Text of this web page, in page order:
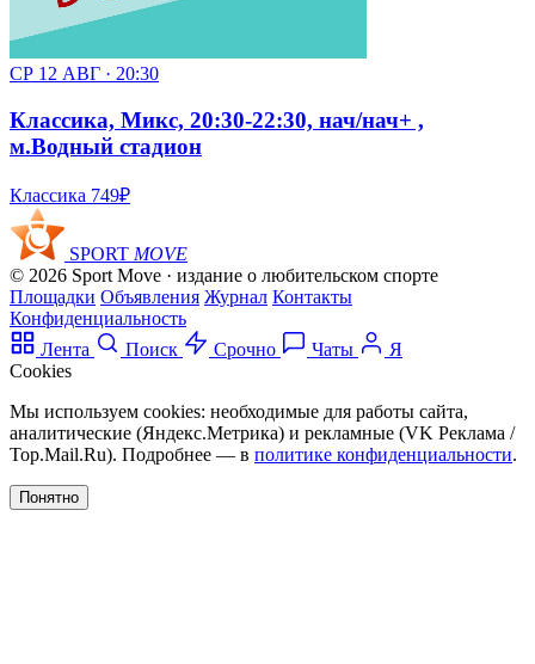
СР 12 АВГ · 20:30
Классика, Микс, 20:30-22:30, нач/нач+ ,
м.Водный стадион
Классика 749₽
SPORT MOVE
© 2026 Sport Move · издание о любительском спорте
Площадки Объявления Журнал Контакты
Конфиденциальность
Лента
Поиск Срочно Чаты
Я
Cookies
Мы используем cookies: необходимые для работы сайта,
аналитические (Яндекс.Метрика) и рекламные (VK Реклама /
Top.Mail.Ru). Подробнее — в политике конфиденциальности.
Понятно